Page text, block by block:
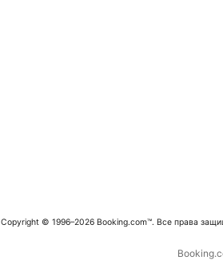
Copyright © 1996–2026 Booking.com™. Все права